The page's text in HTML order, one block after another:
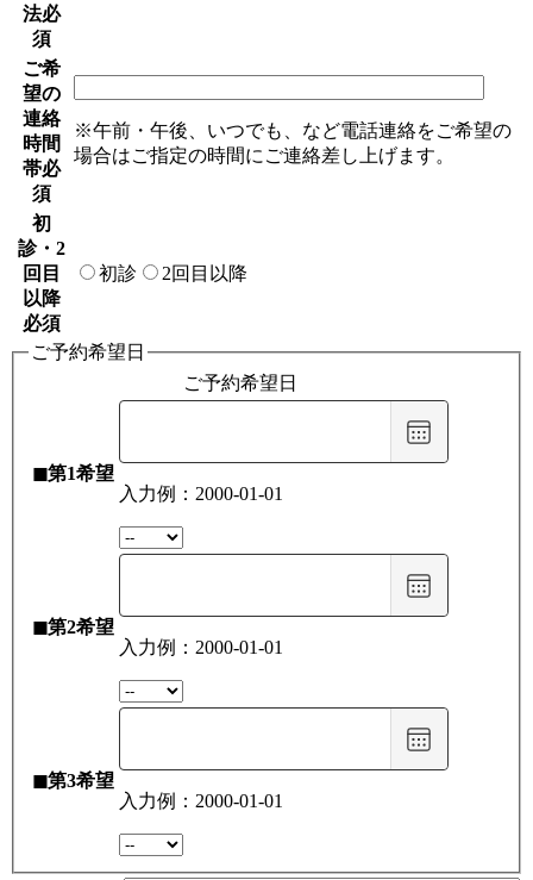
法必
須
ご希
望の
連絡
時間
帯必
須
※午前・午後、いつでも、など電話連絡をご希望の
場合はご指定の時間にご連絡差し上げます。
初
診・2
回目
以降
必須
初診 2回目以降
ご予約希望日
ご予約希望日
◼︎第1希望
付
入力例：2000-01-01
◼︎第2希望
付
入力例：2000-01-01
◼︎第3希望
付
入力例：2000-01-01